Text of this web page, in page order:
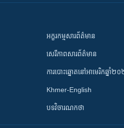
អក្ខរកម្មសារព័ត៌មាន
សេរីភាពសារព័ត៌មាន
ការបោះឆ្នោតនៅអាមេរិកឆ្នាំ២
Khmer-English
បទវិចារណកថា